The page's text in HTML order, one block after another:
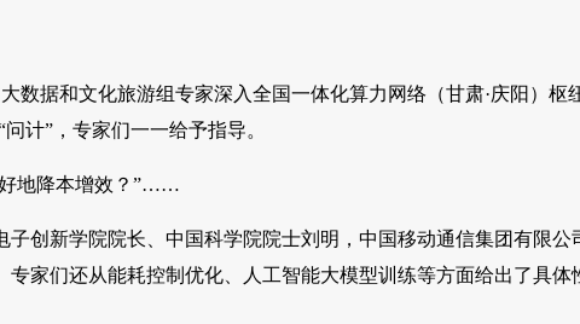
数据和文化旅游组专家深入全国一体化算力网络（甘肃·庆阳）枢
计”，专家们一一给予指导。
好地降本增效？”……
创新学院院长、中国科学院院士刘明，中国移动通信集团有限公
家们还从能耗控制优化、人工智能大模型训练等方面给出了具体